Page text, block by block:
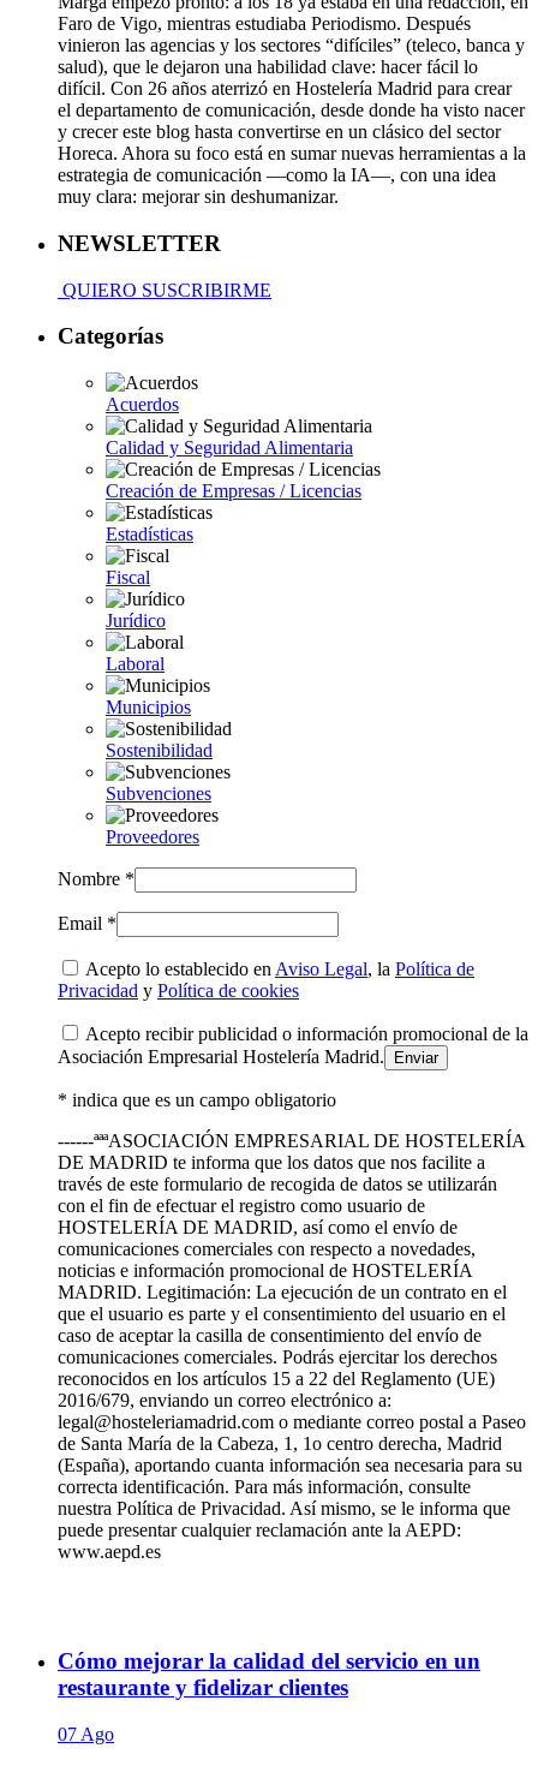
Faro de Vigo, mientras estudiaba Periodismo. Después
vinieron las agencias y los sectores “difíciles” (teleco, banca y
salud), que le dejaron una habilidad clave: hacer fácil lo
difícil. Con 26 años aterrizó en Hostelería Madrid para crear
el departamento de comunicación, desde donde ha visto nacer
y crecer este blog hasta convertirse en un clásico del sector
Horeca. Ahora su foco está en sumar nuevas herramientas a la
estrategia de comunicación —como la IA—, con una idea
muy clara: mejorar sin deshumanizar.
NEWSLETTER
QUIERO SUSCRIBIRME
Categorías
Acuerdos
Calidad y Seguridad Alimentaria
Creación de Empresas / Licencias
Estadísticas
Fiscal
Jurídico
Laboral
Municipios
Sostenibilidad
Subvenciones
Proveedores
Nombre *
Email *
Acepto lo establecido en Aviso Legal, la Política de
Privacidad y Política de cookies
Acepto recibir publicidad o información promocional de la
Asociación Empresarial Hostelería Madrid.
* indica que es un campo obligatorio
------ªªªASOCIACIÓN EMPRESARIAL DE HOSTELERÍA
DE MADRID te informa que los datos que nos facilite a
través de este formulario de recogida de datos se utilizarán
con el fin de efectuar el registro como usuario de
HOSTELERÍA DE MADRID, así como el envío de
comunicaciones comerciales con respecto a novedades,
noticias e información promocional de HOSTELERÍA
MADRID. Legitimación: La ejecución de un contrato en el
que el usuario es parte y el consentimiento del usuario en el
caso de aceptar la casilla de consentimiento del envío de
comunicaciones comerciales. Podrás ejercitar los derechos
reconocidos en los artículos 15 a 22 del Reglamento (UE)
2016/679, enviando un correo electrónico a:
legal@hosteleriamadrid.com o mediante correo postal a Paseo
de Santa María de la Cabeza, 1, 1o centro derecha, Madrid
(España), aportando cuanta información sea necesaria para su
correcta identificación. Para más información, consulte
nuestra Política de Privacidad. Así mismo, se le informa que
puede presentar cualquier reclamación ante la AEPD:
www.aepd.es
Cómo mejorar la calidad del servicio en un
restaurante y fidelizar clientes
07 Ago